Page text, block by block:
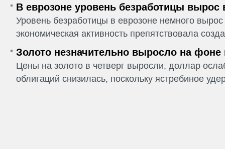
В еврозоне уровень безработицы вырос
Уровень безработицы в еврозоне немного
экономическая активность препятствовала
Золото незначительно выросло на фоне
Цены на золото в четверг выросли, доллар
облигаций снизилась, поскольку ястребиное